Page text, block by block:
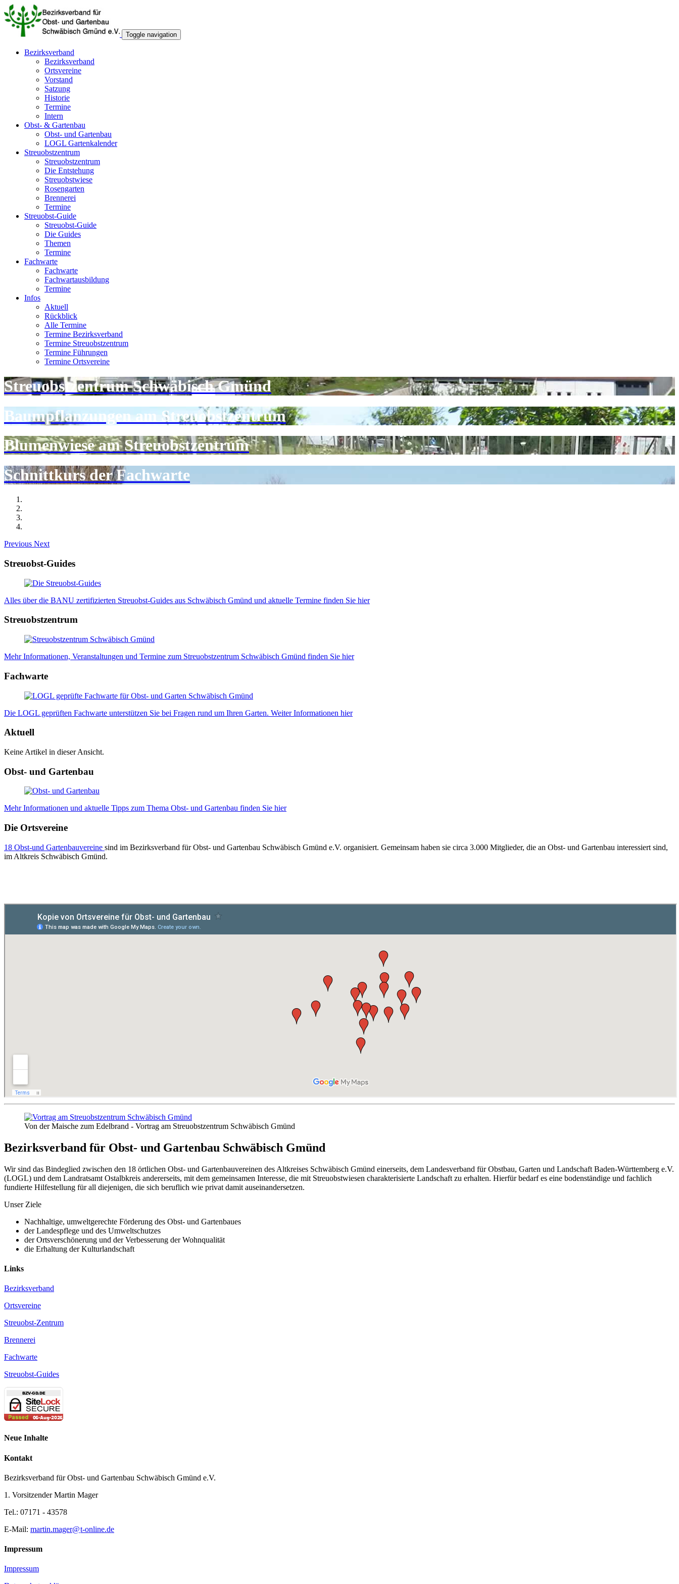
Toggle navigation
Bezirksverband
Bezirksverband
Ortsvereine
Vorstand
Satzung
Historie
Termine
Intern
Obst- & Gartenbau
Obst- und Gartenbau
LOGL Gartenkalender
Streuobstzentrum
Streuobstzentrum
Die Entstehung
Streuobstwiese
Rosengarten
Brennerei
Termine
Streuobst-Guide
Streuobst-Guide
Die Guides
Themen
Termine
Fachwarte
Fachwarte
Fachwartausbildung
Termine
Infos
Aktuell
Rückblick
Alle Termine
Termine Bezirksverband
Termine Streuobstzentrum
Termine Führungen
Termine Ortsvereine
Streuobstzentrum Schwäbisch Gmünd
Baumpflanzungen am Streuobstzentrum
Blumenwiese am Streuobstzentrum
Schnittkurs der Fachwarte
Previous Next
Streuobst-Guides
Alles über die BANU zertifizierten Streuobst-Guides aus Schwäbisch Gmünd und aktuelle Termine finden Sie hier
Streuobstzentrum
Mehr Informationen, Veranstaltungen und Termine zum Streuobstzentrum Schwäbisch Gmünd finden Sie hier
Fachwarte
Die LOGL geprüften Fachwarte unterstützen Sie bei Fragen rund um Ihren Garten. Weiter Informationen hier
Aktuell
Keine Artikel in dieser Ansicht.
Obst- und Gartenbau
Mehr Informationen und aktuelle Tipps zum Thema Obst- und Gartenbau finden Sie hier
Die Ortsvereine
18 Obst-und Gartenbauvereine sind im Bezirksverband für Obst- und Gartenbau Schwäbisch Gmünd e.V. organisiert. Gemeinsam haben sie circa 3.000 Mitglieder, die an Obst- und Gartenbau interessiert sind,
im Altkreis Schwäbisch Gmünd.
Von der Maische zum Edelbrand - Vortrag am Streuobstzentrum Schwäbisch Gmünd
Bezirksverband für Obst- und Gartenbau Schwäbisch Gmünd
Wir sind das Bindeglied zwischen den 18 örtlichen Obst- und Gartenbauvereinen des Altkreises Schwäbisch Gmünd einerseits, dem Landesverband für Obstbau, Garten und Landschaft Baden-Württemberg e.V.
(LOGL) und dem Landratsamt Ostalbkreis andererseits, mit dem gemeinsamen Interesse, die mit Streuobstwiesen charakterisierte Landschaft zu erhalten. Hierfür bedarf es eine bodenständige und fachlich
fundierte Hilfestellung für all diejenigen, die sich beruflich wie privat damit auseinandersetzen.
Unser Ziele
Nachhaltige, umweltgerechte Förderung des Obst- und Gartenbaues
der Landespflege und des Umweltschutzes
der Ortsverschönerung und der Verbesserung der Wohnqualität
die Erhaltung der Kulturlandschaft
Links
Bezirksverband
Ortsvereine
Streuobst-Zentrum
Brennerei
Fachwarte
Streuobst-Guides
Neue Inhalte
Kontakt
Bezirksverband für Obst- und Gartenbau Schwäbisch Gmünd e.V.
1. Vorsitzender Martin Mager
Tel.: 07171 - 43578
E-Mail: martin.mager@t-online.de
Impressum
Impressum